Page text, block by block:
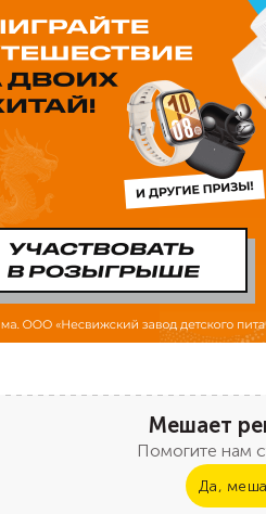
Мешает
Помогите нам
Да,